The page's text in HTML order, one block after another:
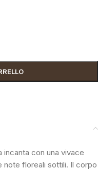
incanta con una vivace
note floreali sottili. Il corpo